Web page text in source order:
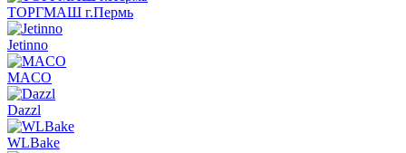
ТОРГМАШ г.Пермь
Jetinno
MACO
Dazzl
WLBake